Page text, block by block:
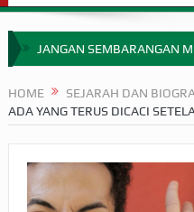
JANGAN SEMBARANGAN
MIMPI YANG DIABAIKAN
SEBELUM TIBA SAAT WAJIB?
HOME SEJARAH DAN
ADA YANG TERUS DICACI